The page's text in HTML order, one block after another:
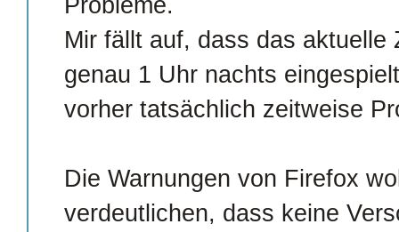
Mir fällt auf, dass das aktuelle
genau 1 Uhr nachts
vorher tatsächlich zeitweise
Die Warnungen von Firefox
verdeutlichen, dass keine